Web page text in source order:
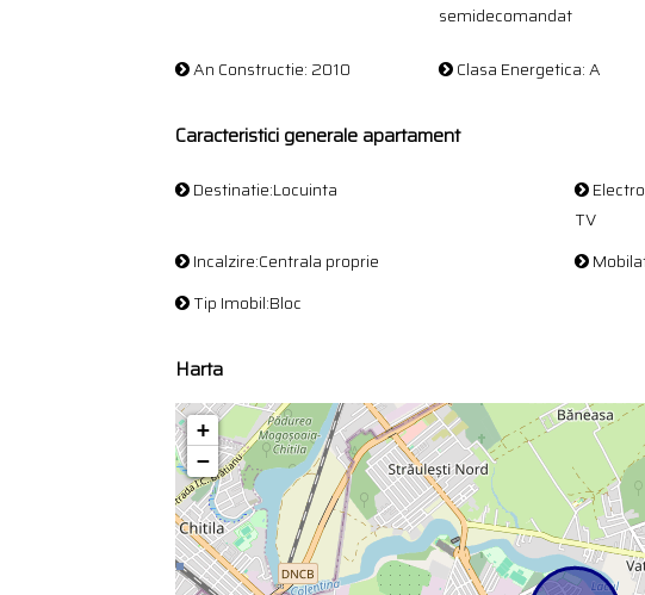
semidecomandat
An Constructie: 2010
Clasa Energetica: A
Caracteristici generale apartament
Destinatie:Locuinta
TV
Incalzire:Centrala proprie
Tip Imobil:Bloc
Harta
+
−